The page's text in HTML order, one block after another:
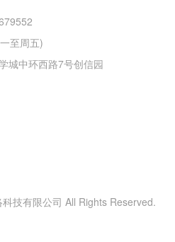
至周五)
城中环西路7号创信园
技有限公司 All Rights Reserved.